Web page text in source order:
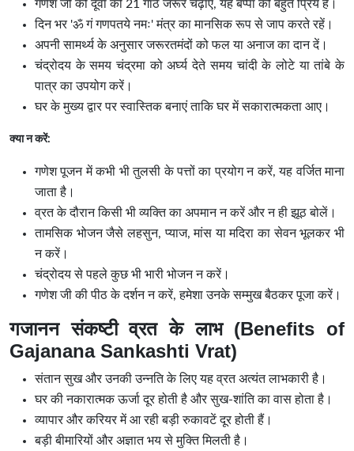
गणेश जी को दूर्वा की 21 गांठें जरूर चढ़ाएं, यह बप्पा को बहुत प्रिय है।
दिन भर 'ॐ गं गणपतये नमः' मंत्र का मानसिक रूप से जाप करते रहें।
अपनी सामर्थ्य के अनुसार जरूरतमंदों को फल या अनाज का दान दें।
चंद्रोदय के समय चंद्रमा को अर्घ्य देते समय चांदी के लोटे या तांबे के
पात्र का उपयोग करें।
घर के मुख्य द्वार पर स्वास्तिक बनाएं ताकि घर में सकारात्मकता आए।
क्या न करें:
गणेश पूजन में कभी भी तुलसी के पत्तों का प्रयोग न करें, यह वर्जित माना
जाता है।
व्रत के दौरान किसी भी व्यक्ति का अपमान न करें और न ही झूठ बोलें।
तामसिक भोजन जैसे लहसुन, प्याज, मांस या मदिरा का सेवन भूलकर भी
न करें।
चंद्रोदय से पहले कुछ भी भारी भोजन न करें।
गणेश जी की पीठ के दर्शन न करें, हमेशा उनके सम्मुख बैठकर पूजा करें।
गजानन संकष्टी व्रत के लाभ (Benefits of
Gajanana Sankashti Vrat)
संतान सुख और उनकी उन्नति के लिए यह व्रत अत्यंत लाभकारी है।
घर की नकारात्मक ऊर्जा दूर होती है और सुख-शांति का वास होता है।
व्यापार और करियर में आ रही बड़ी रुकावटें दूर होती हैं।
बड़ी बीमारियों और अज्ञात भय से मुक्ति मिलती है।